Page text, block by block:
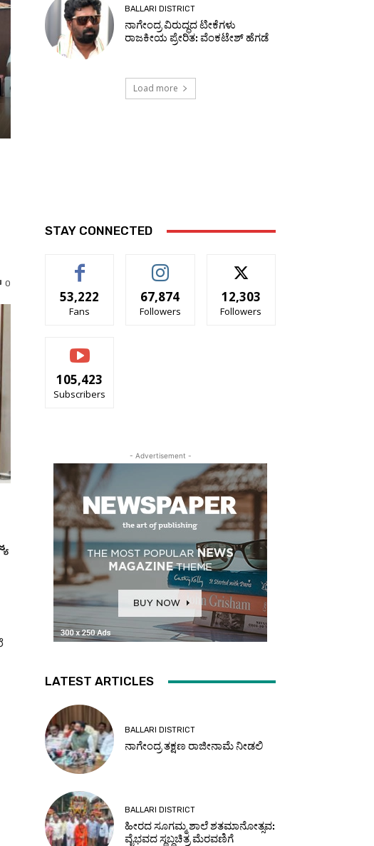
BALLARI DISTRICT
ನಾಗೇಂದ್ರ ವಿರುದ್ಧದ ಟೀಕೆಗಳು
ರಾಜಕೀಯ ಪ್ರೇರಿತ: ವೆಂಕಟೇಶ್ ಹೆಗಡೆ
Load more